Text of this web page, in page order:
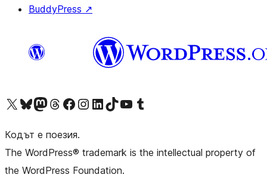
BuddyPress ↗
Visit our X (formerly Twitter) account
Visit our Bluesky account
Visit our Mastodon account
Visit our Threads account
Посетете нашата страница във Facebook
Посетете нашия профил в Instagram
Посетете нашия профил в LinkedIn
Visit our TikTok account
Visit our YouTube channel
Visit our Tumblr account
Кодът е поезия.
The WordPress® trademark is the intellectual property of
the WordPress Foundation.